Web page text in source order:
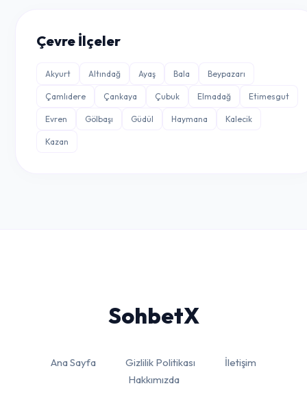
Çevre İlçeler
Akyurt Altındağ Ayaş Bala Beypazarı
Çamlıdere Çankaya Çubuk Elmadağ Etimesgut
Evren Gölbaşı Güdül Haymana Kalecik
Kazan
SohbetX
Ana Sayfa Gizlilik Politikası
İletişim
Hakkımızda